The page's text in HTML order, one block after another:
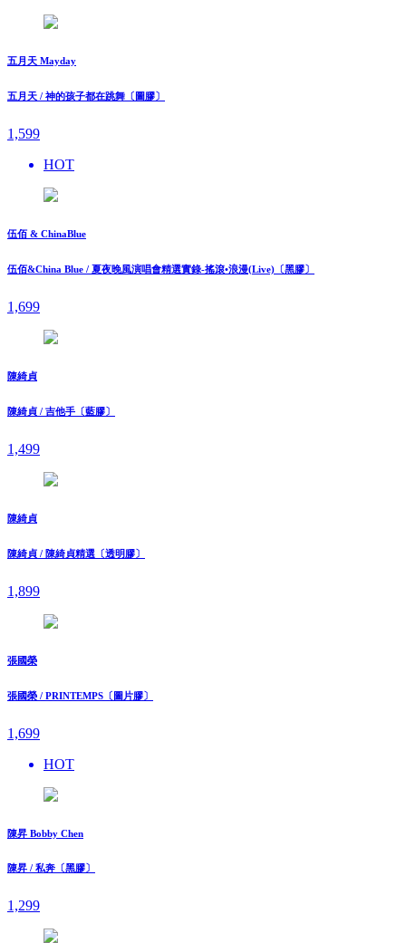
五月天 Mayday
五月天 / 神的孩子都在跳舞〔圖膠〕
1,599
HOT
伍佰 & ChinaBlue
伍佰&China Blue / 夏夜晚風演唱會精選實錄-搖滾•浪漫(Live)〔黑膠〕
1,699
陳綺貞
陳綺貞 / 吉他手〔藍膠〕
1,499
陳綺貞
陳綺貞 / 陳綺貞精選〔透明膠〕
1,899
張國榮
張國榮 / PRINTEMPS〔圖片膠〕
1,699
HOT
陳昇 Bobby Chen
陳昇 / 私奔〔黑膠〕
1,299